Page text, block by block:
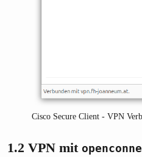
Cisco Secure Client - VPN
1.2 VPN mit